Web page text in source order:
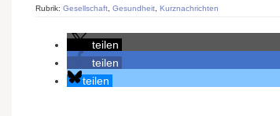
Rubrik: Gesellschaft Gesundheit Kurznachrichten
teilen
teilen
teilen